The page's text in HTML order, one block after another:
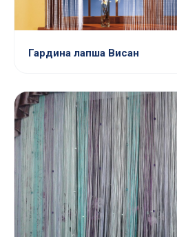
Гардина лапша Висан